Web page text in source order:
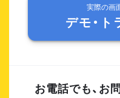
実際の画
デモ・
お電話でも、お